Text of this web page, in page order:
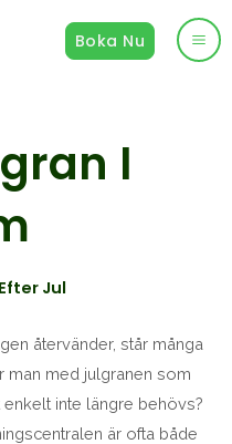
Boka Nu
I
Jul
återvänder, står många
med julgranen som
inte längre behövs?
är ofta både